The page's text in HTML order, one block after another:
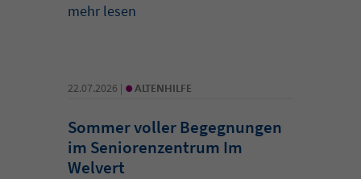
mehr lesen
22.07.2026 | • ALTENHILFE
Sommer voller Begegnungen
im Seniorenzentrum Im
Welvert